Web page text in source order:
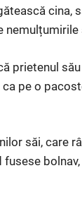
cina,
nemulțumirile
prietenul
pe o
săi, care